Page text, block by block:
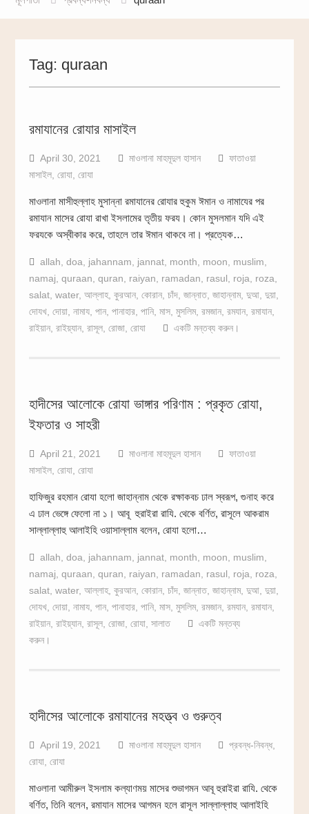
Tag: quraan
রমাযানের রোযার মাসাইল
April 30, 2021 মাওলানা মাহমূদুল হাসান
ফাতাওয়া
মাসাইল, রোযা, রোযা
মাওলানা মাসীহুল্লাহ মুসান্না রমাযানের রোযার হুকুম ঈমান ও নামাযের পর
রমাযান মাসের রোযা রাখা ইসলামের তৃতীয় ফরয। কোন মুসলমান যদি এই
ফরযকে অস্বীকার করে, তাহলে তার ঈমান থাকবে না। প্রত্যেক…
allah doa jahannam jannat, month moon muslim
namaj quraan quran raiyan ramadan rasul roja roza
salat, water, আল্লাহ, কুরআন, কোরান, চাঁদ, জান্নাত, জাহান্নাম, দুআ, দুয়া,
দোযখ, দোয়া, নামায, পান, পানাহার, পানি, মাস, মুসলিম, রমজান, রমযান, রমাযান,
রাইয়ান, রাইয়্যান, রাসূল, রোজা, রোযা একটি মন্তব্য করুন।
হাদীসের আলোকে রোযা ভাঙ্গার পরিণাম : প্রকৃত রোযা,
ইফতার ও সাহরী
April 21, 2021 মাওলানা মাহমূদুল হাসান
ফাতাওয়া
মাসাইল, রোযা, রোযা
হাফিজুর রহমান রোযা হলো জাহান্নাম থেকে রক্ষাকবচ ঢাল স্বরূপ, গুনাহ করে
এ ঢাল ভেঙ্গে ফেলো না ১। আবূ হুরাইরা রাযি. থেকে বর্ণিত, রাসূলে আকরাম
সাল্লাল্লাহু আলাইহি ওয়াসাল্লাম বলেন, রোযা হলো…
allah doa jahannam jannat, month moon muslim
namaj quraan quran raiyan ramadan rasul roja roza
salat, water, আল্লাহ, কুরআন, কোরান, চাঁদ, জান্নাত, জাহান্নাম, দুআ, দুয়া,
দোযখ, দোয়া, নামায, পান, পানাহার, পানি, মাস, মুসলিম, রমজান, রমযান, রমাযান,
রাইয়ান, রাইয়্যান, রাসূল, রোজা, রোযা, সালাত
একটি মন্তব্য
করুন।
হাদীসের আলোকে রমাযানের মহত্ত্ব ও গুরুত্ব
April 19, 2021 মাওলানা মাহমূদুল হাসান প্রবন্ধ-নিবন্ধ,
রোযা, রোযা
মাওলানা আমীরুল ইসলাম কল্যাণময় মাসের শুভাগমন আবূ হুরাইরা রাযি. থেকে
বর্ণিত, তিনি বলেন, রমাযান মাসের আগমন হলে রাসূল সাল্লাল্লাহু আলাইহি